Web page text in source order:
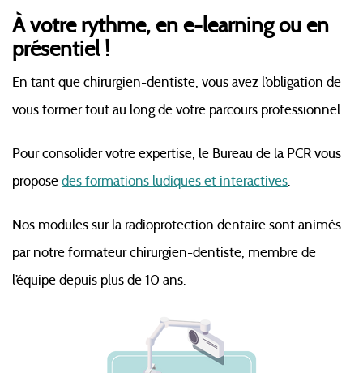
À votre rythme, en e-learning ou en
présentiel !
En tant que chirurgien-dentiste, vous avez l’obligation de
vous former tout au long de votre parcours professionnel.
Pour consolider votre expertise, le Bureau de la PCR vous
proposedes formations ludiques et interactives.
Nos modules sur la radioprotection dentaire sont animés
par notre formateur chirurgien-dentiste, membre de
l’équipe depuis plus de 10 ans.